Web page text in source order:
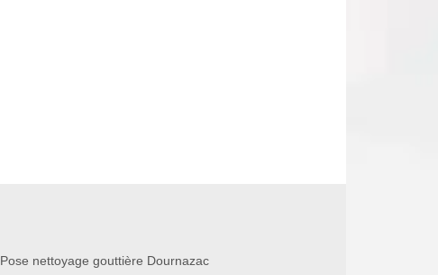
Pose nettoyage gouttière Dournazac